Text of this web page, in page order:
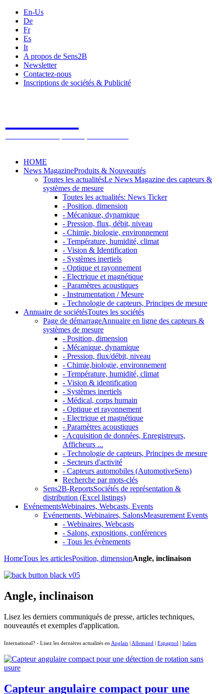
En-Us
De
Fr
Es
It
A propos de Sens2B
Newsletter
Contactez-nous
Inscriptions de sociétés & Publicité
HOME
News MagazineProduits & Nouveautés
Toutes les actualitésLe News Magazine des capteurs &
systèmes de mesure
Toutes les actualités: News Ticker
- Position, dimension
- Mécanique, dynamique
- Pression, flux, débit, niveau
- Chimie, biologie, environnement
- Température, humidité, climat
- Vision & Identification
- Systèmes inertiels
- Optique et rayonnement
- Electrique et magnétique
- Paramètres acoustiques
- Instrumentation / Mesure
- Technologie de capteurs, Principes de mesure
Annuaire de sociétésToutes les sociétés
Page de démarrageAnnuaire en ligne des capteurs &
systèmes de mesure
- Position, dimension
- Mécanique, dynamique
- Pression, flux/débit, niveau
- Chimie,biologie, environnement
- Température, humidité, climat
- Vision & identification
- Systèmes inertiels
- Médical, corps humain
- Optique et rayonnement
- Electrique et magnétique
- Paramètres acoustiques
- Acquisition de données, Enregistreurs,
Afficheurs ...
- Technologie de capteurs, Principes de mesure
- Secteurs d'activité
- Capteurs automobiles (AutomotiveSens)
Recherche par mots-clés
Sens2B-ReportsSociétés de représentation &
distribution (Excel listings)
EvénementsWebinaires, Webcasts, Events
Evénements, Webinaires, SalonsMeasurement Events
- Webinaires, Webcasts
- Salons, expositions, conférences
- Tous les évènements
HomeTous les articlesPosition, dimensionAngle, inclinaison
Angle, inclinaison
Lisez les derniers communiqués de presse, articles techniques,
nouveautés et exemples d'application.
International? - Lisez les dernières actualités en Anglais Allemand Espagnol Italien
Capteur angulaire compact pour une